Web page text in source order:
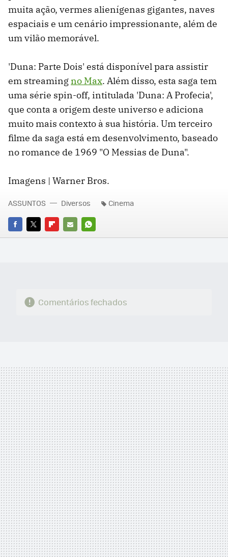
muita ação, vermes alienígenas gigantes, naves
espaciais e um cenário impressionante, além de
um vilão memorável.
'Duna: Parte Dois' está disponível para assistir
em streamingno Max. Além disso, esta saga tem
uma série spin-off, intitulada 'Duna: A Profecia',
que conta a origem deste universo e adiciona
muito mais contexto à sua história. Um terceiro
filme da saga está em desenvolvimento, baseado
no romance de 1969 "O Messias de Duna".
Imagens | Warner Bros.
FACEBOOK
TWITTERFLIPBOARD
E-
WHATSAPP
ASSUNTOS Diversos Cinema
Comentários fechados